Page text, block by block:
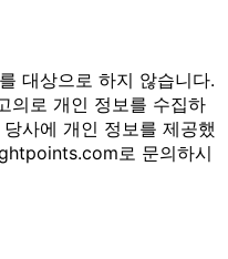
대상으로 하지 않습니다.
의로 개인 정보를 수집하
사에 개인 정보를 제공했
로 문의하시